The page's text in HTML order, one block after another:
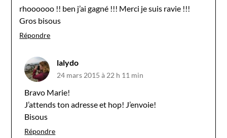
rhoooooo !! ben j’ai gagné !!! Merci je suis ravie !!!
Gros bisous
Répondre
lalydo
24 mars 2015 à 22 h 11 min
Bravo Marie!
J’attends ton adresse et hop! J’envoie!
Bisous
Répondre